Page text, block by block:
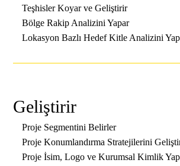
Teşhisler Koyar ve Geliştirir
Bölge Rakip Analizini Yapar
Lokasyon Bazlı Hedef Kitle Analizini
Geliştirir
Proje Segmentini Belirler
Proje Konumlandırma Stratejilerini
Proje İsim, Logo ve Kurumsal Kimlik